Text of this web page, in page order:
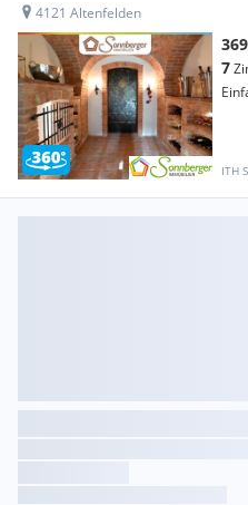
4121 Altenfelden
369
7
ITH